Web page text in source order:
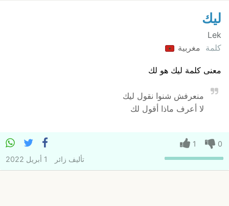
ليك
Lek
كلمة مغربية
معنى كلمة ليك هو لك
منعرفش شنوا نقول ليك
لا أعرف ماذا أقول لك
0
1
تأليف زائر 1 أبريل 2022